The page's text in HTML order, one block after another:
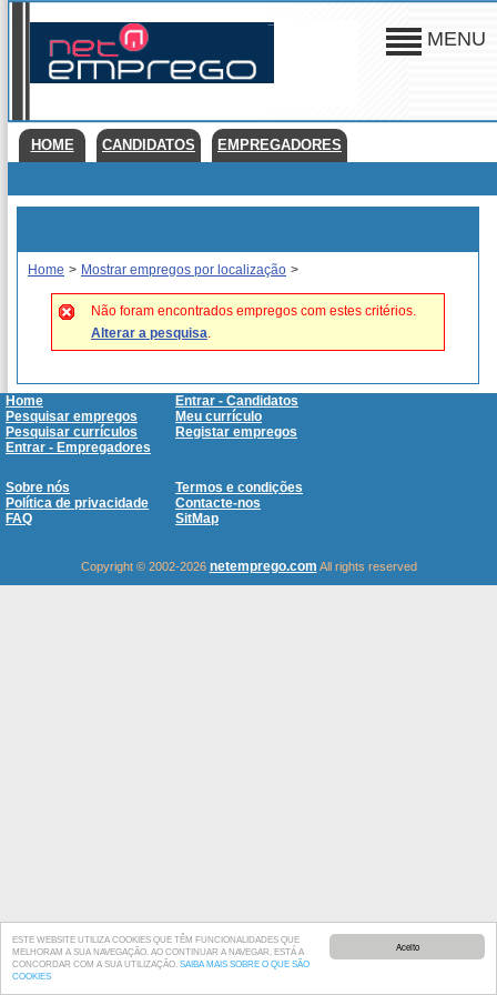
Aceito
ESTE WEBSITE UTILIZA COOKIES QUE TÊM FUNCIONALIDADES QUE
MELHORAM A SUA NAVEGAÇÃO. AO CONTINUAR A NAVEGAR, ESTÁ A
CONCORDAR COM A SUA UTILIZAÇÃO. SAIBA MAIS SOBRE O QUE SÃO
COOKIES
MENU
HOME CANDIDATOS EMPREGADORES
Home > Mostrar empregos por localização >
Não foram encontrados empregos com estes critérios.
Alterar a pesquisa.
Home
Entrar - Candidatos
Pesquisar empregos
Meu currículo
Pesquisar currículos
Registar empregos
Entrar - Empregadores
Sobre nós
Termos e condições
Política de privacidade
Contacte-nos
FAQ
SitMap
Copyright © 2002-2026 netemprego.com All rights reserved